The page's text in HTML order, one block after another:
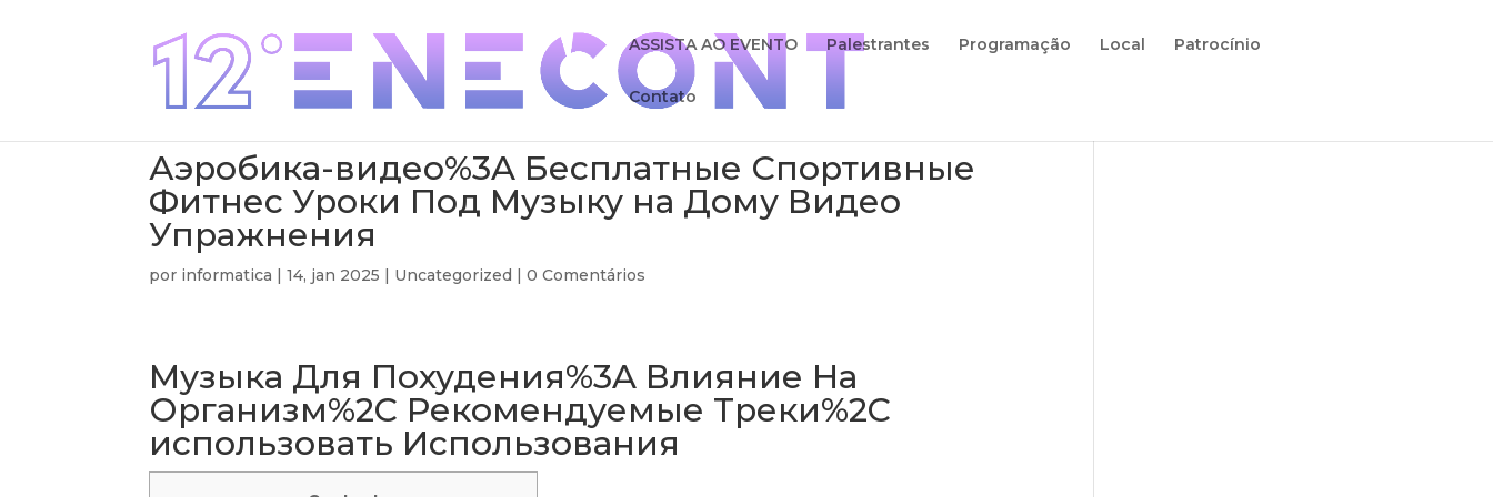
ASSISTA AO EVENTO Palestrantes Programação Local Patrocínio
Contato
Аэробика-видео%3A Бесплатные Спортивные
Фитнес Уроки Под Музыку на Дому Видео
Упражнения
por informatica |14, jan 2025 | Uncategorized |0 Comentários
Музыка Для Похудения%3A Влияние На
Организм%2C Рекомендуемые Треки%2C
использовать Использования